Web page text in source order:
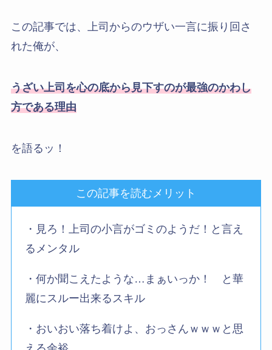
この記事では、上司からのウザい一言に振り回さ
れた俺が、
うざい上司を心の底から見下すのが最強のかわし
方である理由
を語るッ！
この記事を読むメリット
・見ろ！上司の小言がゴミのようだ！と言え
るメンタル
・何か聞こえたような…まぁいっか！ と華
麗にスルー出来るスキル
・おいおい落ち着けよ、おっさんｗｗｗと思